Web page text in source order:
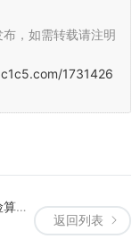
布，如需转载请注明
1731426
返回列表
)